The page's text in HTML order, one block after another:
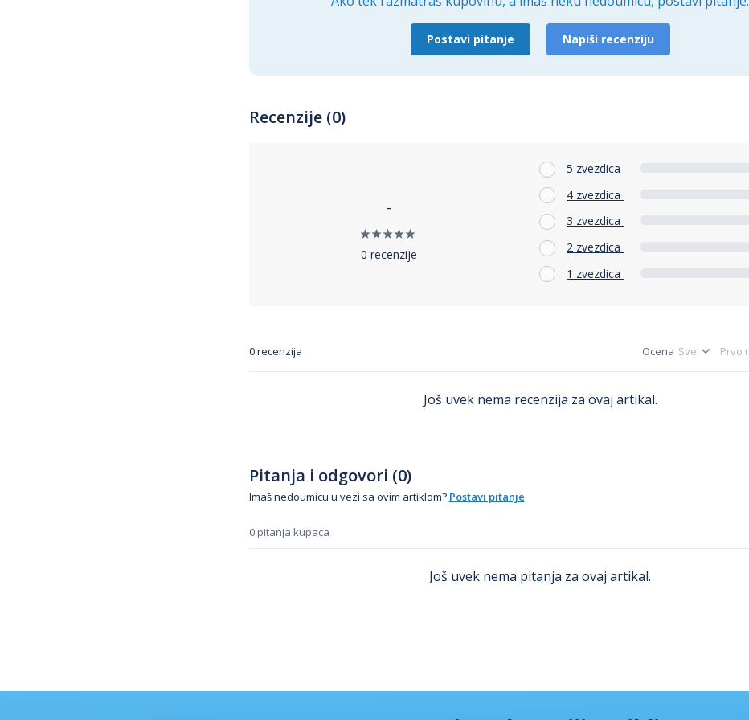
Postavi pitanje Napiši recenziju
Recenzije (0)
-
0 recenzije
5 zvezdica
4 zvezdica
3 zvezdica
2 zvezdica
1 zvezdica
0 recenzija Ocena
Još uvek nema recenzija za ovaj artikal.
Pitanja i odgovori (0)
Imaš nedoumicu u vezi sa ovim artiklom? Postavi pitanje
0 pitanja kupaca
Još uvek nema pitanja za ovaj artikal.